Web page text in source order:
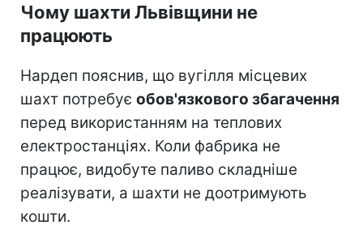
Чому шахти Львівщини не
працюють
Нардеп пояснив, що вугілля місцевих
шахт потребує обов'язкового збагачення
перед використанням на теплових
електростанціях. Коли фабрика не
працює, видобуте паливо складніше
реалізувати, а шахти не доотримують
кошти.